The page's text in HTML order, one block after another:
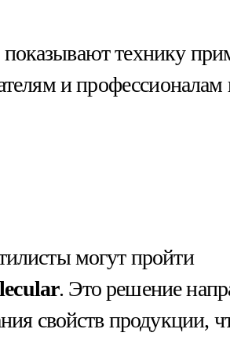
технику
и профессионалам
могут пройти
. Это решение
свойств продукции,